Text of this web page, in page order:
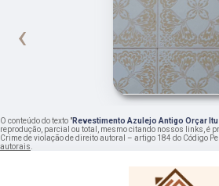
‹
O conteúdo do texto "Revestimento Azulejo Antigo Orçar Itu
reprodução, parcial ou total, mesmo citando nossos links, é
Crime de violação de direito autoral – artigo 184 do Código
autorais